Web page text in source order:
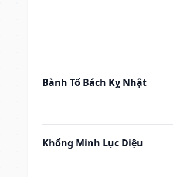
Bành Tổ Bách Kỵ Nhật
Khổng Minh Lục Diệu